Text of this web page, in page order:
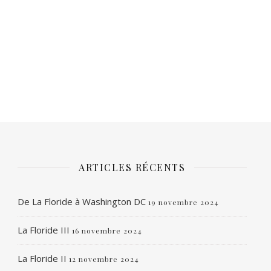
ARTICLES RÉCENTS
De La Floride à Washington DC 19 novembre 2024
La Floride III 16 novembre 2024
La Floride II 12 novembre 2024